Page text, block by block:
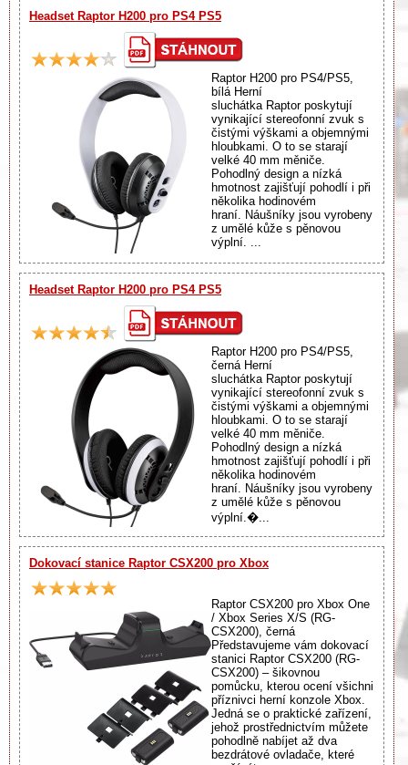
Headset Raptor H200 pro PS4 PS5
Raptor H200 pro PS4/PS5,
bílá Herní
sluchátka Raptor poskytují
vynikající stereofonní zvuk s
čistými výškami a objemnými
hloubkami. O to se starají
velké 40 mm měniče.
Pohodlný design a nízká
hmotnost zajišťují pohodlí i při
několika hodinovém
hraní. Náušníky jsou vyrobeny
z umělé kůže s pěnovou
výplní. ...
Headset Raptor H200 pro PS4 PS5
Raptor H200 pro PS4/PS5,
černá Herní
sluchátka Raptor poskytují
vynikající stereofonní zvuk s
čistými výškami a objemnými
hloubkami. O to se starají
velké 40 mm měniče.
Pohodlný design a nízká
hmotnost zajišťují pohodlí i při
několika hodinovém
hraní. Náušníky jsou vyrobeny
z umělé kůže s pěnovou
výplní.�...
Dokovací stanice Raptor CSX200 pro Xbox
Raptor CSX200 pro Xbox One
/ Xbox Series X/S (RG-
CSX200), černá
Představujeme vám dokovací
stanici Raptor CSX200 (RG-
CSX200) – šikovnou
pomůcku, kterou ocení všichni
příznivci herní konzole Xbox.
Jedná se o praktické zařízení,
jehož prostřednictvím můžete
pohodlně nabíjet až dva
bezdrátové ovladače, které